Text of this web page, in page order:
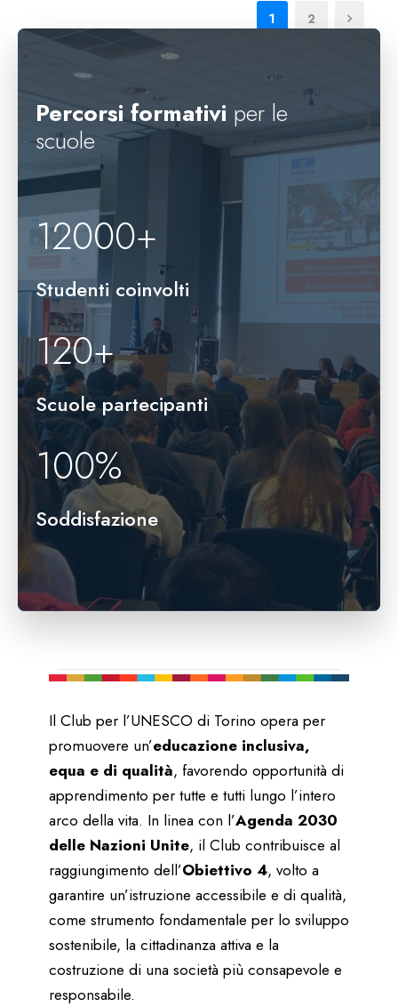
1 2
Percorsi formativi per le
scuole
12000+
Studenti coinvolti
120+
Scuole partecipanti
100%
Soddisfazione
Il Club per l’UNESCO di Torino opera per
promuovere un’educazione inclusiva,
equa e di qualità, favorendo opportunità di
apprendimento per tutte e tutti lungo l’intero
arco della vita. In linea con l’Agenda 2030
delle Nazioni Unite, il Club contribuisce al
raggiungimento dell’Obiettivo 4, volto a
garantire un’istruzione accessibile e di qualità,
come strumento fondamentale per lo sviluppo
sostenibile, la cittadinanza attiva e la
costruzione di una società più consapevole e
responsabile.